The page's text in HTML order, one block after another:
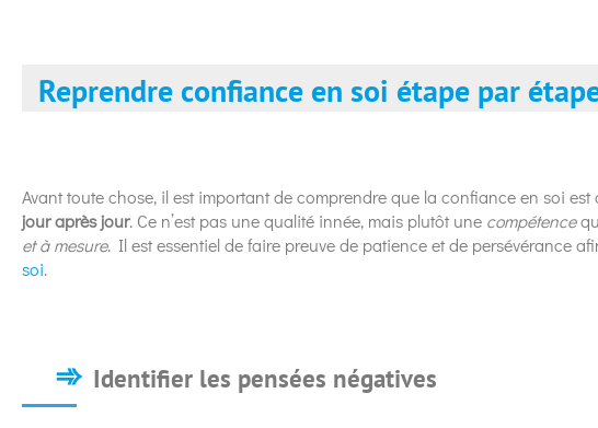
Reprendre confiance en soi étape par
Avant toute chose, il est important de comprendre que la confiance en soi
jour après jour. Ce n’est pas une qualité innée, mais plutôt une compétence
et à mesure. Il est essentiel de faire preuve de patience et de persévérance
soi.
Identifier les pensées négatives